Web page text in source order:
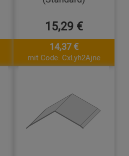
15,29 €
14,37 €
mit Code: CxLyh2Ajne